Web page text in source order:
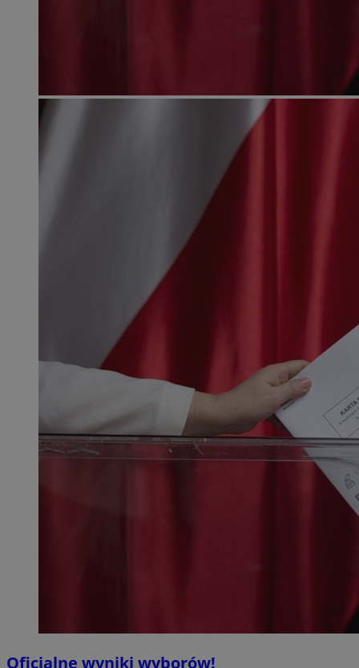
Oficjalne wyniki wyborów!